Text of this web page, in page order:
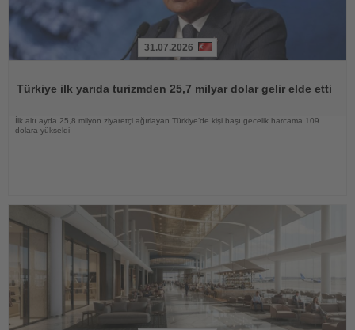
31.07.2026
Türkiye ilk yarıda turizmden 25,7 milyar dolar gelir elde etti
İlk altı ayda 25,8 milyon ziyaretçi ağırlayan Türkiye’de kişi başı gecelik harcama 109
dolara yükseldi